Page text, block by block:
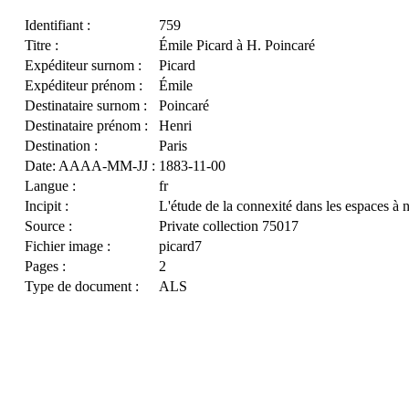
Identifiant :
759
Titre :
Émile Picard à H. Poincaré
Expéditeur surnom :
Picard
Expéditeur prénom :
Émile
Destinataire surnom :
Poincaré
Destinataire prénom :
Henri
Destination :
Paris
Date: AAAA-MM-JJ : 1883-11-00
Langue :
fr
Incipit :
L'étude de la connexité dans les espaces à
Source :
Private collection 75017
Fichier image :
picard7
Pages :
2
Type de document :
ALS